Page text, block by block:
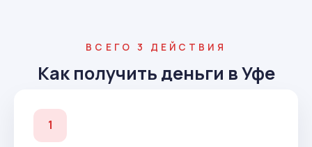
ВСЕГО 3 ДЕЙСТВИЯ
Как получить деньги в Уфе
1